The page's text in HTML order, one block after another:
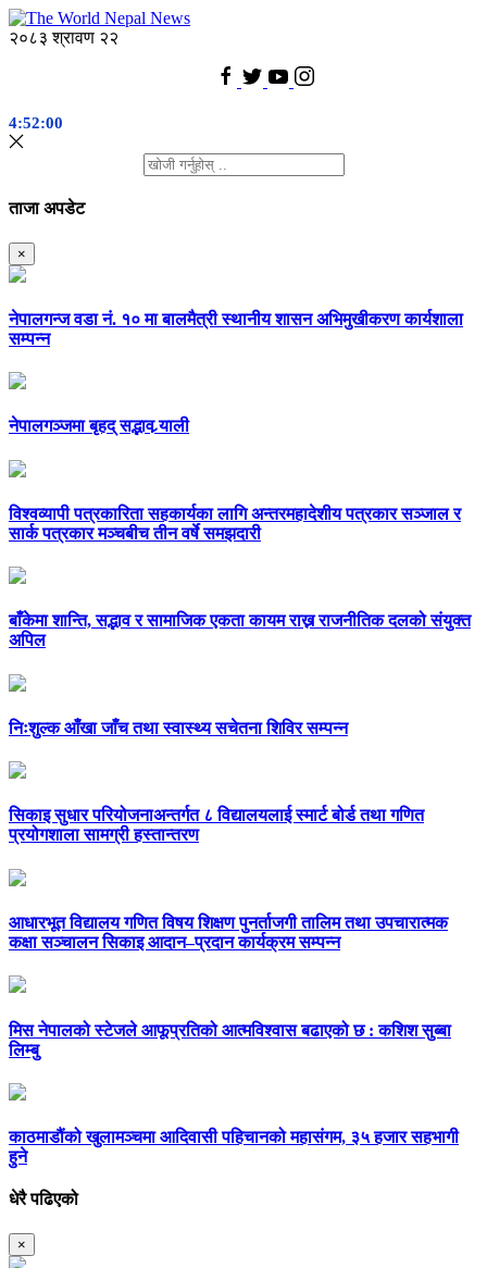
२०८३ श्रावण २२
4:52:00
ताजा अपडेट
×
नेपालगन्ज वडा नं. १० मा बालमैत्री स्थानीय शासन अभिमुखीकरण कार्यशाला
सम्पन्न
नेपालगञ्जमा बृहद् सद्भाव र्‍याली
विश्वव्यापी पत्रकारिता सहकार्यका लागि अन्तरमहादेशीय पत्रकार सञ्जाल र
सार्क पत्रकार मञ्चबीच तीन वर्षे समझदारी
बाँकेमा शान्ति, सद्भाव र सामाजिक एकता कायम राख्न राजनीतिक दलको संयुक्त
अपिल
निःशुल्क आँखा जाँच तथा स्वास्थ्य सचेतना शिविर सम्पन्न
सिकाइ सुधार परियोजनाअन्तर्गत ८ विद्यालयलाई स्मार्ट बोर्ड तथा गणित
प्रयोगशाला सामग्री हस्तान्तरण
आधारभूत विद्यालय गणित विषय शिक्षण पुनर्ताजगी तालिम तथा उपचारात्मक
कक्षा सञ्चालन सिकाइ आदान–प्रदान कार्यक्रम सम्पन्न
मिस नेपालको स्टेजले आफूप्रतिको आत्मविश्वास बढाएको छ : कशिश सुब्बा
लिम्बु
काठमाडौंको खुलामञ्चमा आदिवासी पहिचानको महासंगम, ३५ हजार सहभागी
हुने
धेरै पढिएको
×